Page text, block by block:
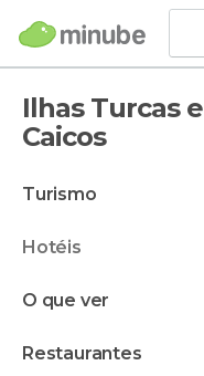
Ilhas Turcas e
Caicos
turismo
hotéis
o que ver
restaurantes